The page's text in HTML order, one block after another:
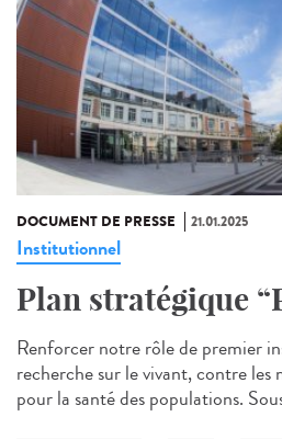
DOCUMENT DE PRESSE 21.01.2025
Institutionnel
Plan stratégique
Renforcer notre rôle de premier
recherche sur le vivant, contre les
pour la santé des populations.